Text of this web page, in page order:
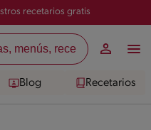
recetarios gratis
Blog Recetarios